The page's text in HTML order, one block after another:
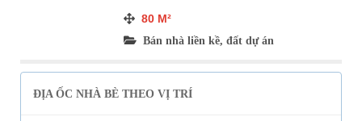
80 M²
Bán nhà liền kề, đất dự án
ĐỊA ỐC NHÀ BÈ THEO VỊ TRÍ